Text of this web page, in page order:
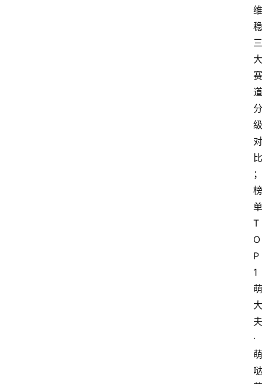
维
稳
三
大
赛
道
分
级
对
比
；
榜
单
T
O
P
1
萌
大
夫
·
萌
哒